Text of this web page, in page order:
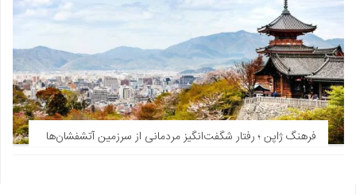
فرهنگ ژاپن ؛ رفتار شگفت‌انگیز مردمانی از سرزمین آتشفشان‌ها